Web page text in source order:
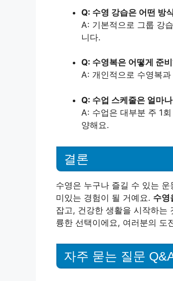
Q: 수영 강습은 어떤 방
A: 기본적으로 그룹 강
니다.
Q: 수영복은 어떻게 준
A: 개인적으로 수영복
Q: 수업 스케줄은 얼마
A: 수업은 대부분 주 1
양해요.
결론
수영은 누구나 즐길 수 있는
미있는 경험이 될 거예요. 수영
잡고, 건강한 생활을 시작하는
륭한 선택이에요, 여러분의 도
자주 묻는 질문